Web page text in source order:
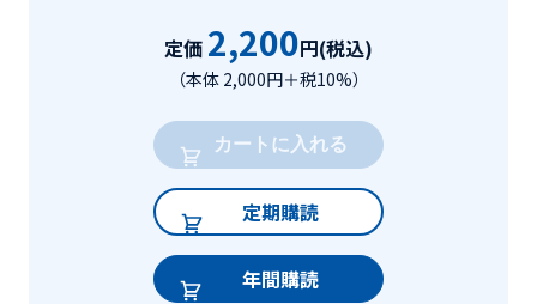
定価 2,200円(税込)
（本体 2,000円＋税10%）
カートに入れる
定期購読
年間購読